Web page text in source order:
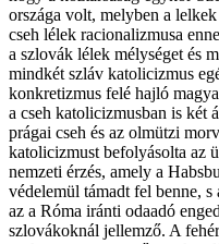
országa volt, melyben a
cseh lélek racionalizmusa
a szlovák lélek mélységet és
mindkét szláv katolicizmus
konkretizmus felé hajló
a cseh katolicizmusban is két
prágai cseh és az olmützi
katolicizmust befolyásolta az
nemzeti érzés, amely a
védelemül támadt fel benne,
az a Róma iránti odaadó
szlovákoknál jellemző. A